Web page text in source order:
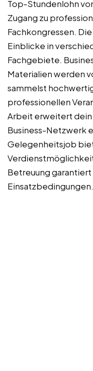
Top-Stundenlohn
Zugang zu
Fachkongressen.
Einblicke in
Fachgebiete.
Materialien werden
sammelst
professionellen
Arbeit erweitert dein
Business-Netzwerk
Gelegenheitsjob
Betreuung
Einsatzbedingungen.